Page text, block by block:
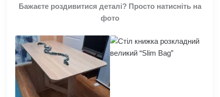
Бажаєте роздивитися деталі? Просто натисніть на
фото